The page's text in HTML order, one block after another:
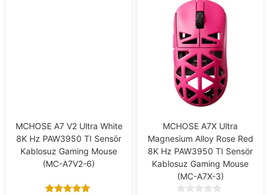
MCHOSE A7 V2 Ultra White
8K Hz PAW3950 TI Sensör
Kablosuz Gaming Mouse
(MC-A7V2-6)
MCHOSE A7X Ultra
Magnesium Alloy Rose Red
8K Hz PAW3950 TI Sensör
Kablosuz Gaming Mouse
(MC-A7X-3)